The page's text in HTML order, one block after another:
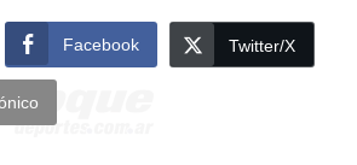
Facebook Twitter/X